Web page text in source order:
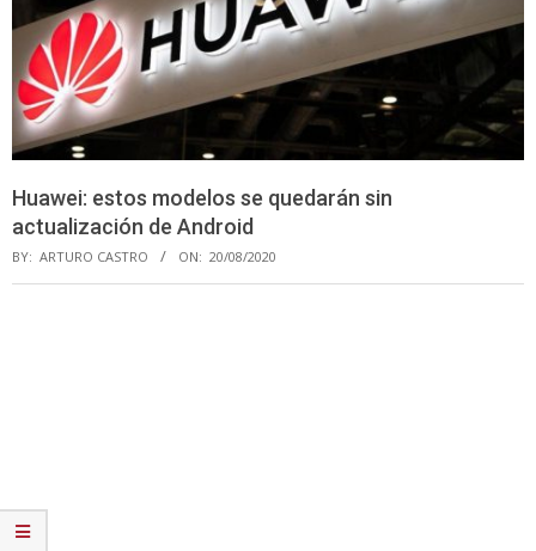
Huawei: estos modelos se quedarán sin
actualización de Android
BY: ARTURO CASTRO ON: 20/08/2020